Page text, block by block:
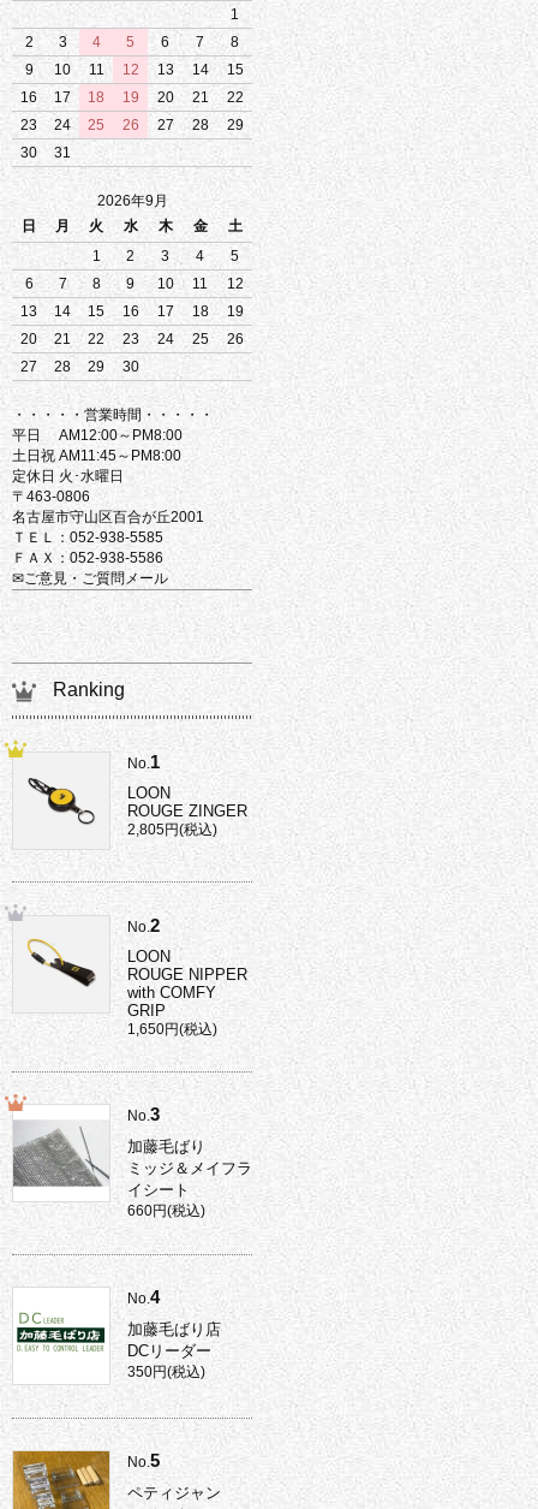
1
2
3 4 5 6 7
8
9
10 11 12 13 14
15
16
17 18 19 20 21
22
23
24 25 26 27 28
29
30
31
2026年9月
日
月 火 水 木 金
土
1
2 3 4
5
6
7 8 9 10 11
12
13
14 15 16 17 18
19
20
21 22 23 24 25
26
27
28 29 30
・・・・・営業時間・・・・・
平日 AM12:00～PM8:00
土日祝 AM11:45～PM8:00
定休日 火･水曜日
〒463-0806
名古屋市守山区百合が丘2001
ＴＥＬ：052-938-5585
ＦＡＸ：052-938-5586
✉ご意見・ご質問メール
Ranking
No. 1
LOON
ROUGE ZINGER
2,805円(税込)
No. 2
LOON
ROUGE NIPPER
with COMFY
GRIP
1,650円(税込)
No.3
加藤毛ばり
ミッジ＆メイフラ
イシート
660円(税込)
No.4
加藤毛ばり店
DCリーダー
350円(税込)
No.5
ペティジャン